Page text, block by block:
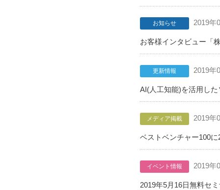
お知らせ 2019年
お客様インタビュー「
更新情報 2019年
AI(人工知能)を活用し
メディア掲載 2019年
ベストベンチャー100
イベント情報 2019年
2019年5月16日無料セ